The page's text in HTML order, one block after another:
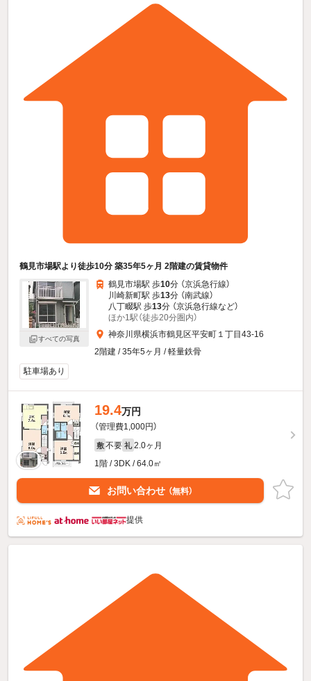
鶴見市場駅より徒歩10分 築35年5ヶ月 2階建の賃貸物件
すべての写真
鶴見市場駅 歩10分 （京浜急行線）
川崎新町駅 歩13分 （南武線）
八丁畷駅 歩13分 （京浜急行線など）
ほか1駅（徒歩20分圏内）
神奈川県横浜市鶴見区平安町１丁目43-16
2階建 / 35年5ヶ月 / 軽量鉄骨
駐車場あり
19.4万円
（管理費1,000円）
敷 不要 礼 2.0ヶ月
1階 / 3DK / 64.0㎡
お問い合わせ （無料）
提供